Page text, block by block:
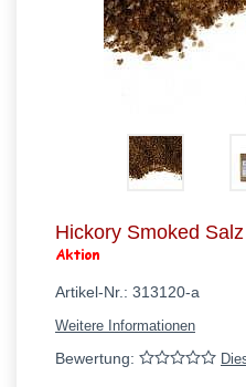
Hickory Smoked
Artikel-Nr.: 313120-a
Weitere Informationen
Bewertung: